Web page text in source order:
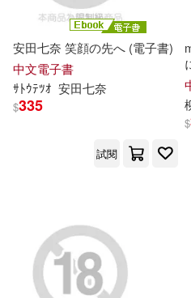
lovepop.net(44)
アリスJAPAN(44)
アリスJAPAN電子書籍
篠田ゆう(43) 美園
內政部營建署(41)
外語教學與研究出版社
電子工業出版社(170)
吉林美術出版社(164)
上海交通大學出版社(155)
安田七奈 笑顔の先へ (電子書)
中文電子書
ｻﾄｳﾃﾂｵ 安田七奈
$335
試閱
$